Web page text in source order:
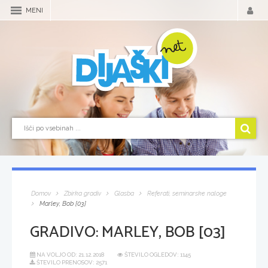
MENI
Domov Zbirka gradiv Glasba
Referati, seminarske naloge
Marley, Bob [03]
GRADIVO:MARLEY, BOB [03]
NA VOLJO OD: 21.12.2018
ŠTEVILO OGLEDOV: 1145
ŠTEVILO PRENOSOV: 2571